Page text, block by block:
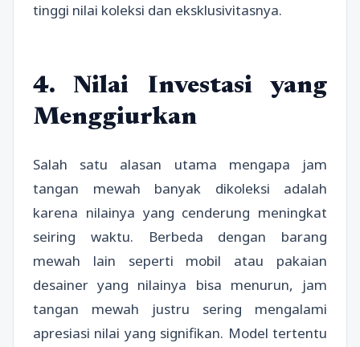
tinggi nilai koleksi dan eksklusivitasnya.
4. Nilai Investasi yang
Menggiurkan
Salah satu alasan utama mengapa jam
tangan mewah banyak dikoleksi adalah
karena nilainya yang cenderung meningkat
seiring waktu. Berbeda dengan barang
mewah lain seperti mobil atau pakaian
desainer yang nilainya bisa menurun, jam
tangan mewah justru sering mengalami
apresiasi nilai yang signifikan. Model tertentu